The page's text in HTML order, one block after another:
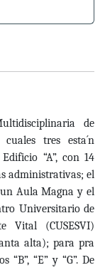
de
tres esta´n
“A”, con 14
administrativas; el
Aula Magna y el
Universitario de
Vital (CUSESVI)
alta); para pra
“B”, “E” y “G”. De